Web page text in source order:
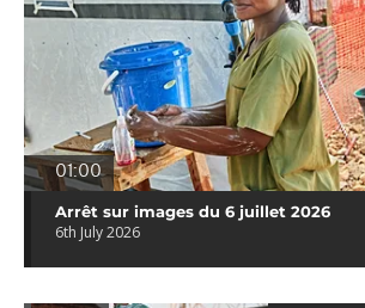
01:00
Arrêt sur images du 6 juillet 2026
6th July 2026